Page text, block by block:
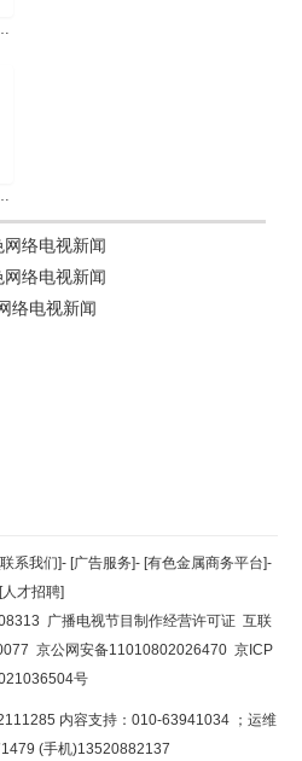
有色网络电视新闻
有色网络电视新闻
络电视新闻
络电视新闻
络电视新闻
回顶部
返回首页
系我们]- [广告服务]- [有色金属商务平台]-
[人才招聘]
广播电视节目制作经营许可证 互联
京公网安备11010802026470 京ICP
号
内容支持：010-63941034 ；运维
(手机)13520882137